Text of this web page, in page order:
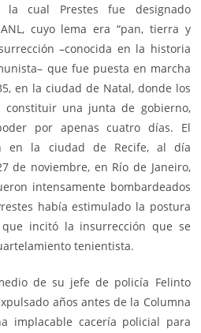
cual Prestes fue designado
cuyo lema era “pan, tierra y
–conocida en la historia
que fue puesta en marcha
en la ciudad de Natal, donde los
constituir una junta de gobierno,
por apenas cuatro días. El
en la ciudad de Recife, al día
de noviembre, en Río de Janeiro,
intensamente bombardeados
había estimulado la postura
incitó la insurrección que se
tenientista.
de su jefe de policía Felinto
años antes de la Columna
implacable cacería policial para